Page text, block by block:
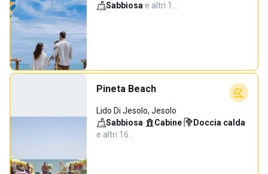
Sabbiosa·e altri 1…
Pineta Beach
Lido Di Jesolo, Jesolo
Sabbiosa· Cabine· Doccia calda·
e altri 16…